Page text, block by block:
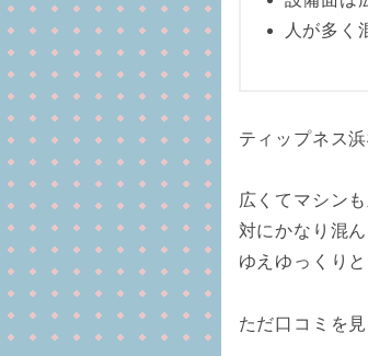
人が多く
ティップネス
広くてマシン
対にかなり混
ゆえゆっくり
ただ口コミを